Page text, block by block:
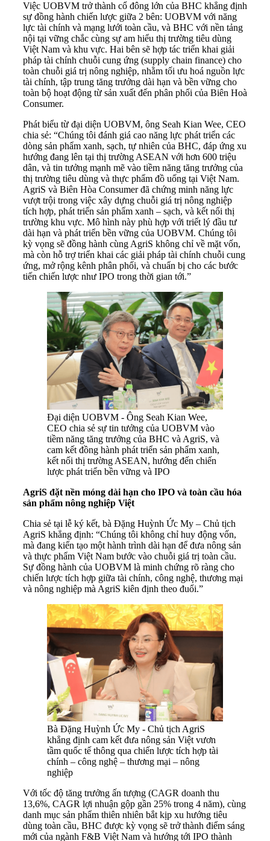
Việc UOBVM trở thành cổ đông lớn của BHC khẳng định
sự đồng hành chiến lược giữa 2 bên: UOBVM với năng
lực tài chính và mạng lưới toàn cầu, và BHC với nền tảng
nội tại vững chắc cùng sự am hiểu thị trường tiêu dùng
Việt Nam và khu vực. Hai bên sẽ hợp tác triển khai giải
pháp tài chính chuỗi cung ứng (supply chain finance) cho
toàn chuỗi giá trị nông nghiệp, nhằm tối ưu hoá nguồn lực
tài chính, tập trung tăng trưởng dài hạn và bền vững cho
toàn bộ hoạt động từ sản xuất đến phân phối của Biên Hoà
Consumer.
Phát biểu từ đại diện UOBVM, ông Seah Kian Wee, CEO
chia sẻ: “Chúng tôi đánh giá cao năng lực phát triển các
dòng sản phẩm xanh, sạch, tự nhiên của BHC, đáp ứng xu
hướng đang lên tại thị trường ASEAN với hơn 600 triệu
dân, và tin tưởng mạnh mẽ vào tiềm năng tăng trưởng của
thị trường tiêu dùng và thực phẩm đồ uống tại Việt Nam.
AgriS và Biên Hòa Consumer đã chứng minh năng lực
vượt trội trong việc xây dựng chuỗi giá trị nông nghiệp
tích hợp, phát triển sản phẩm xanh – sạch, và kết nối thị
trường khu vực. Mô hình này phù hợp với triết lý đầu tư
dài hạn và phát triển bền vững của UOBVM. Chúng tôi
kỳ vọng sẽ đồng hành cùng AgriS không chỉ về mặt vốn,
mà còn hỗ trợ triển khai các giải pháp tài chính chuỗi cung
ứng, mở rộng kênh phân phối, và chuẩn bị cho các bước
tiến chiến lược như IPO trong thời gian tới.”
Đại diện UOBVM - Ông Seah Kian Wee,
CEO chia sẻ sự tin tưởng của UOBVM vào
tiềm năng tăng trưởng của BHC và AgriS, và
cam kết đồng hành phát triển sản phẩm xanh,
kết nối thị trường ASEAN, hướng đến chiến
lược phát triển bền vững và IPO
AgriS đặt nền móng dài hạn cho IPO và toàn cầu hóa
sản phẩm nông nghiệp Việt
Chia sẻ tại lễ ký kết, bà Đặng Huỳnh Ức My – Chủ tịch
AgriS khẳng định: “Chúng tôi không chỉ huy động vốn,
mà đang kiến tạo một hành trình dài hạn để đưa nông sản
và thực phẩm Việt Nam bước vào chuỗi giá trị toàn cầu.
Sự đồng hành của UOBVM là minh chứng rõ ràng cho
chiến lược tích hợp giữa tài chính, công nghệ, thương mại
và nông nghiệp mà AgriS kiên định theo đuổi.”
Bà Đặng Huỳnh Ức My - Chủ tịch AgriS
khẳng định cam kết đưa nông sản Việt vươn
tầm quốc tế thông qua chiến lược tích hợp tài
chính – công nghệ – thương mại – nông
nghiệp
Với tốc độ tăng trưởng ấn tượng (CAGR doanh thu
13,6%, CAGR lợi nhuận gộp gần 25% trong 4 năm), cùng
danh mục sản phẩm thiên nhiên bắt kịp xu hướng tiêu
dùng toàn cầu, BHC được kỳ vọng sẽ trở thành điểm sáng
mới của ngành F&B Việt Nam và hướng tới IPO thành